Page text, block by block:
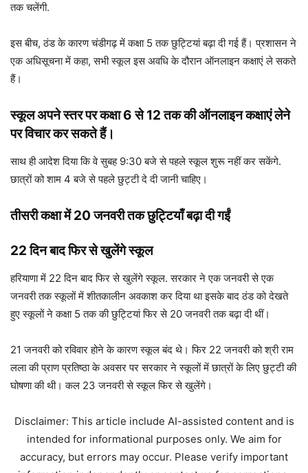
तक चलेंगी.
इस बीच, ठंड के कारण चंडीगढ़ में कक्षा 5 तक छुट्टियां बढ़ा दी गई हैं। प्रशासन ने
एक अधिसूचना में कहा, सभी स्कूल इस अवधि के दौरान ऑनलाइन कक्षाएं ले सकते
हैं।
स्कूल अपने स्तर पर कक्षा 6 से 12 तक की ऑनलाइन कक्षाएं लेने
पर विचार कर सकते हैं।
साथ ही आदेश दिया कि वे सुबह 9:30 बजे से पहले स्कूल शुरू नहीं कर सकेंगे.
छात्रों को शाम 4 बजे से पहले छुट्टी दे दी जानी चाहिए।
तीसरी कक्षा में 20 जनवरी तक छुट्टियाँ बढ़ा दी गईं
22 दिन बाद फिर से खुलेंगे स्कूल
हरियाणा में 22 दिन बाद फिर से खुलेंगे स्कूल. सरकार ने एक जनवरी से एक
जनवरी तक स्कूलों में शीतकालीन अवकाश कर दिया था इसके बाद ठंड को देखते
हुए स्कूलों ने कक्षा 5 तक की छुट्टियां फिर से 20 जनवरी तक बढ़ा दी थीं।
21 जनवरी को रविवार होने के कारण स्कूल बंद थे। फिर 22 जनवरी को श्री राम
लला की प्राण प्रतिष्ठा के अवसर पर सरकार ने स्कूलों में छात्रों के लिए छुट्टी की
घोषणा की थी। कल 23 जनवरी से स्कूल फिर से खुलेंगे।
Disclaimer: This article include AI-assisted content and is
intended for informational purposes only. We aim for
accuracy, but errors may occur. Please verify important